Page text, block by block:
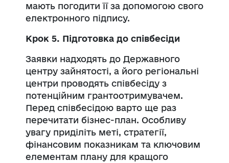
мають погодити її за допомогою свого
електронного підпису.
Крок 5. Підготовка до співбесіди
Заявки надходять до Державного
центру зайнятості, а його регіональні
центри проводять співбесіду з
потенційним грантоотримувачем.
Перед співбесідою варто ще раз
перечитати бізнес-план. Особливу
увагу приділіть меті, стратегії,
фінансовим показникам та ключовим
елементам плану для кращого